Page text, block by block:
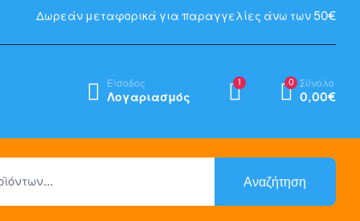
Δωρεάν μεταφορικά για παραγγελίες άνω των 50€
Είσοδος
Λογαριασμός
1 0 Σύνολο
0,00€
Αναζήτηση